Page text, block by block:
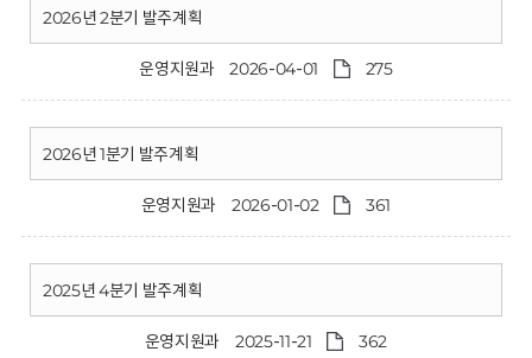
2026년 2분기 발주계획
운영지원과 2026-04-01 275
2026년 1분기 발주계획
운영지원과 2026-01-02 361
2025년 4분기 발주계획
운영지원과 2025-11-21 362